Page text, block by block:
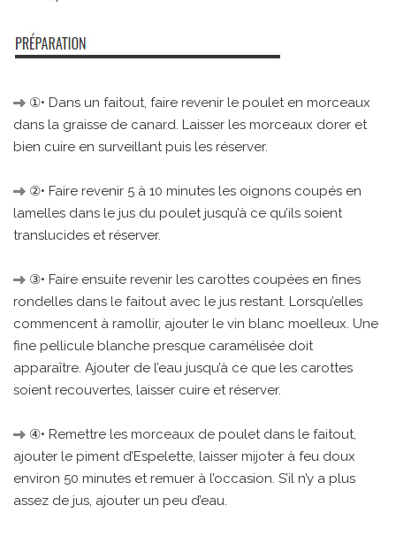
①• Dans un faitout, faire revenir le poulet en morceaux
dans la graisse de canard. Laisser les morceaux dorer et
bien cuire en surveillant puis les réserver.
②• Faire revenir 5 à 10 minutes les oignons coupés en
lamelles dans le jus du poulet jusqu’à ce qu’ils soient
translucides et réserver.
③• Faire ensuite revenir les carottes coupées en fines
rondelles dans le faitout avec le jus restant. Lorsqu’elles
commencent à ramollir, ajouter le vin blanc moelleux. Une
fine pellicule blanche presque caramélisée doit
apparaître. Ajouter de l’eau jusqu’à ce que les carottes
soient recouvertes, laisser cuire et réserver.
④• Remettre les morceaux de poulet dans le faitout,
ajouter le piment d’Espelette, laisser mijoter à feu doux
environ 50 minutes et remuer à l’occasion. S’il n’y a plus
assez de jus, ajouter un peu d’eau.